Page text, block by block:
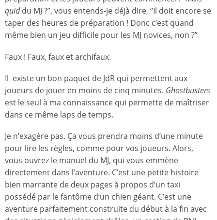
quiddu MJ ?”, vous entends-je déjà dire, “Il doit encore se
taper des heures de préparation ! Donc c’est quand
même bien un jeu difficile pour les MJ novices, non ?”
Faux ! Faux, faux et archifaux.
Il existe un bon paquet de JdR qui permettent aux
joueurs de jouer en moins de cinq minutes. Ghostbusters
est le seul à ma connaissance qui permette de maîtriser
dans ce même laps de temps.
Je n’exagère pas. Ça vous prendra moins d’une minute
pour lire les règles, comme pour vos joueurs. Alors,
vous ouvrez le manuel du MJ, qui vous emmène
directement dans l’aventure. C’est une petite histoire
bien marrante de deux pages à propos d’un taxi
possédé par le fantôme d’un chien géant. C’est une
aventure parfaitement construite du début à la fin avec